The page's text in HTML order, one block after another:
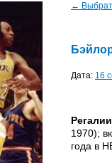
←
Дата: 16
1970);
года в